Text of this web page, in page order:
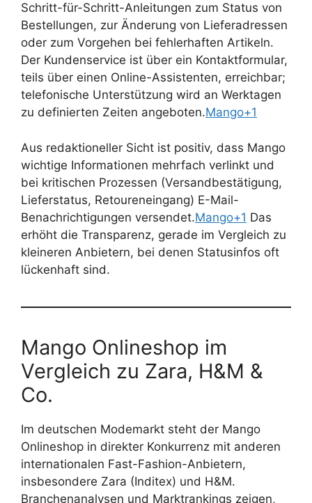
Schritt-für-Schritt-Anleitungen zum Status von
Bestellungen, zur Änderung von Lieferadressen
oder zum Vorgehen bei fehlerhaften Artikeln.
Der Kundenservice ist über ein Kontaktformular,
teils über einen Online-Assistenten, erreichbar;
telefonische Unterstützung wird an Werktagen
zu definierten Zeiten angeboten.Mango+1
Aus redaktioneller Sicht ist positiv, dass Mango
wichtige Informationen mehrfach verlinkt und
bei kritischen Prozessen (Versandbestätigung,
Lieferstatus, Retoureneingang) E-Mail-
Benachrichtigungen versendet.Mango+1 Das
erhöht die Transparenz, gerade im Vergleich zu
kleineren Anbietern, bei denen Statusinfos oft
lückenhaft sind.
Mango Onlineshop im
Vergleich zu Zara, H&M &
Co.
Im deutschen Modemarkt steht der Mango
Onlineshop in direkter Konkurrenz mit anderen
internationalen Fast-Fashion-Anbietern,
insbesondere Zara (Inditex) und H&M.
Branchenanalysen und Marktrankings zeigen,